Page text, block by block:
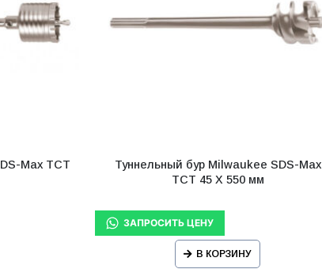
Max TCT
Туннельный бур Milwaukee SDS-Max
TCT 45 X 550 мм
В КОРЗИНУ